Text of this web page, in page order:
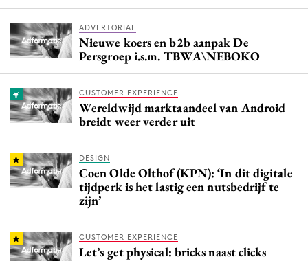
ADVERTORIAL
Nieuwe koers en b2b aanpak De
Persgroep i.s.m. TBWA\NEBOKO
CUSTOMER EXPERIENCE
Wereldwijd marktaandeel van Android
breidt weer verder uit
DESIGN
Coen Olde Olthof (KPN): ‘In dit digitale
tijdperk is het lastig een nutsbedrijf te
zijn’
CUSTOMER EXPERIENCE
Let’s get physical: bricks naast clicks